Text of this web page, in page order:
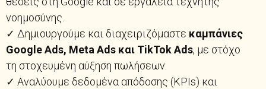
νοημοσύνης.
✓ Δημιουργούμε και διαχειριζόμαστε καμπάνιες
Google Ads, Meta Ads και TikTok Ads, με στόχο
τη στοχευμένη αύξηση πωλήσεων.
✓ Αναλύουμε δεδομένα απόδοσης (KPIs) και